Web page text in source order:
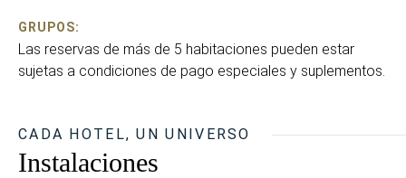
GRUPOS:
Las reservas de más de 5 habitaciones pueden estar
sujetas a condiciones de pago especiales y suplementos.
CADA HOTEL, UN UNIVERSO
Instalaciones